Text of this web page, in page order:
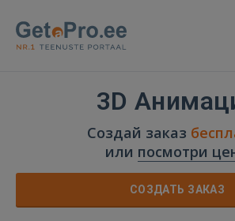
3D
Создай заказ
или посмотри
СОЗДАТЬ ЗАКАЗ